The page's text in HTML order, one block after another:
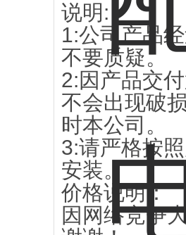
说明:
1:公司产品
不要质疑。
2:因产品交
不会出现破
时本公司。
3:请严格按
安装。
价格说明：
因网络竞争